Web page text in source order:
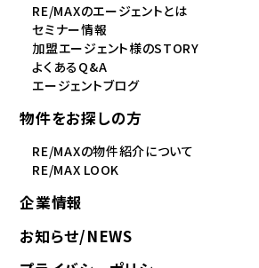
RE/MAXのエージェントとは
セミナー情報
加盟エージェント様のSTORY
よくあるQ&A
エージェントブログ
物件をお探しの方
RE/MAXの物件紹介について
RE/MAX LOOK
企業情報
お知らせ/NEWS